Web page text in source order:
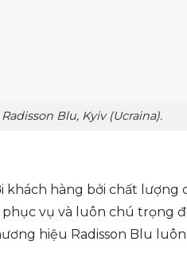
Blu, Kyiv (Ucraina).
khách hàng bởi chất
phục vụ và luôn chú
hiệu Radisson Blu